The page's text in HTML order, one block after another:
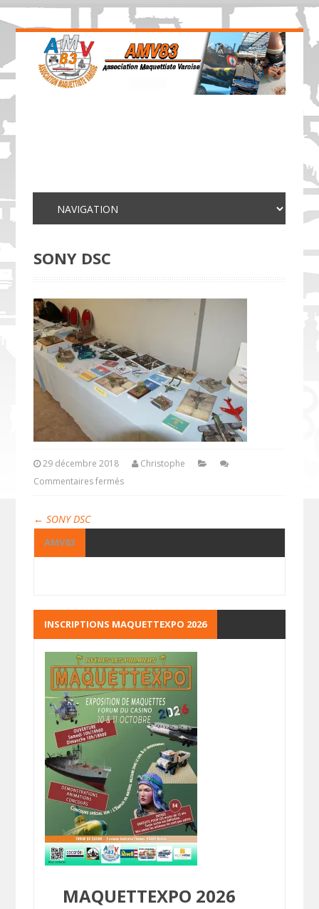
SONY DSC
29 décembre 2018
Christophe
Commentaires fermés
← SONY DSC
AMV83
INSCRIPTIONS MAQUETTEXPO 2026
MAQUETTEXPO 2026